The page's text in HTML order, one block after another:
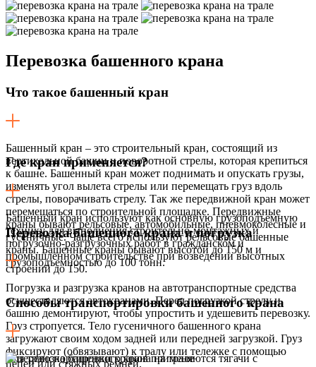
Перевозка башенного крана
Что такое башенный кран
Башенный кран – это строительный кран, состоящий из
вертикальной башни и поворотной стрелы, которая крепиться
к башне. Башенный кран может поднимать и опускать грузы,
изменять угол вылета стрелы или перемещать груз вдоль
стрелы, поворачивать стрелу. Так же передвижной кран может
перемещаться по строительной площадке. Передвижные
краны бывают рельсовые, автомобильные, пневмоколесные и
гусеничные. Чаще всего используют рельсовые башенные
краны. Башенные краны бывают высотой до 150 м и
грузоподъемностью до 100 тонн.
Где кран применяется?
Башенный кран используют как основную грузоподъемную
технику для выполнения строительно-монтажных и
погрузочно-разгрузочных работ в гражданском и
промышленном строительстве при возведении высотных
строений до 150.
Перевозка башенного крана и погрузка
Погрузка и разгрузка кранов на автотранспортные средства
осуществляются автокранами. Перед погрузкой стрелу и
башню демонтируют, чтобы упростить и удешевить перевозку.
Груз стропуется. Тело гусеничного башенного крана
загружают своим ходом задней или передней загрузкой. Груз
фиксируют (обвязывают) к тралу или тележке с помощью
цепей или стяжных ремней.
Способы транспортировки башенного крана
Для транспортировки кранов применяются тягачи с